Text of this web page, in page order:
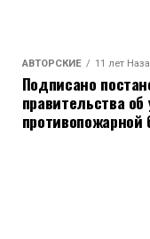
АВТОРСКИЕ 11 лет
Подписано
правительства
противопожарной